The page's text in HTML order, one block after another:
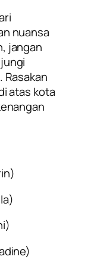
nuansa
jangan
Rasakan
atas kota